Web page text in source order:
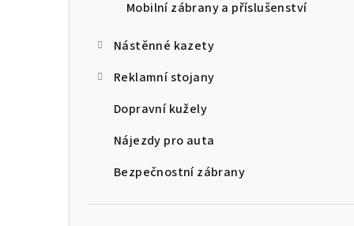
Mobilní zábrany a příslušenství
Nástěnné kazety
Reklamní stojany
Dopravní kužely
Nájezdy pro auta
Bezpečnostní zábrany